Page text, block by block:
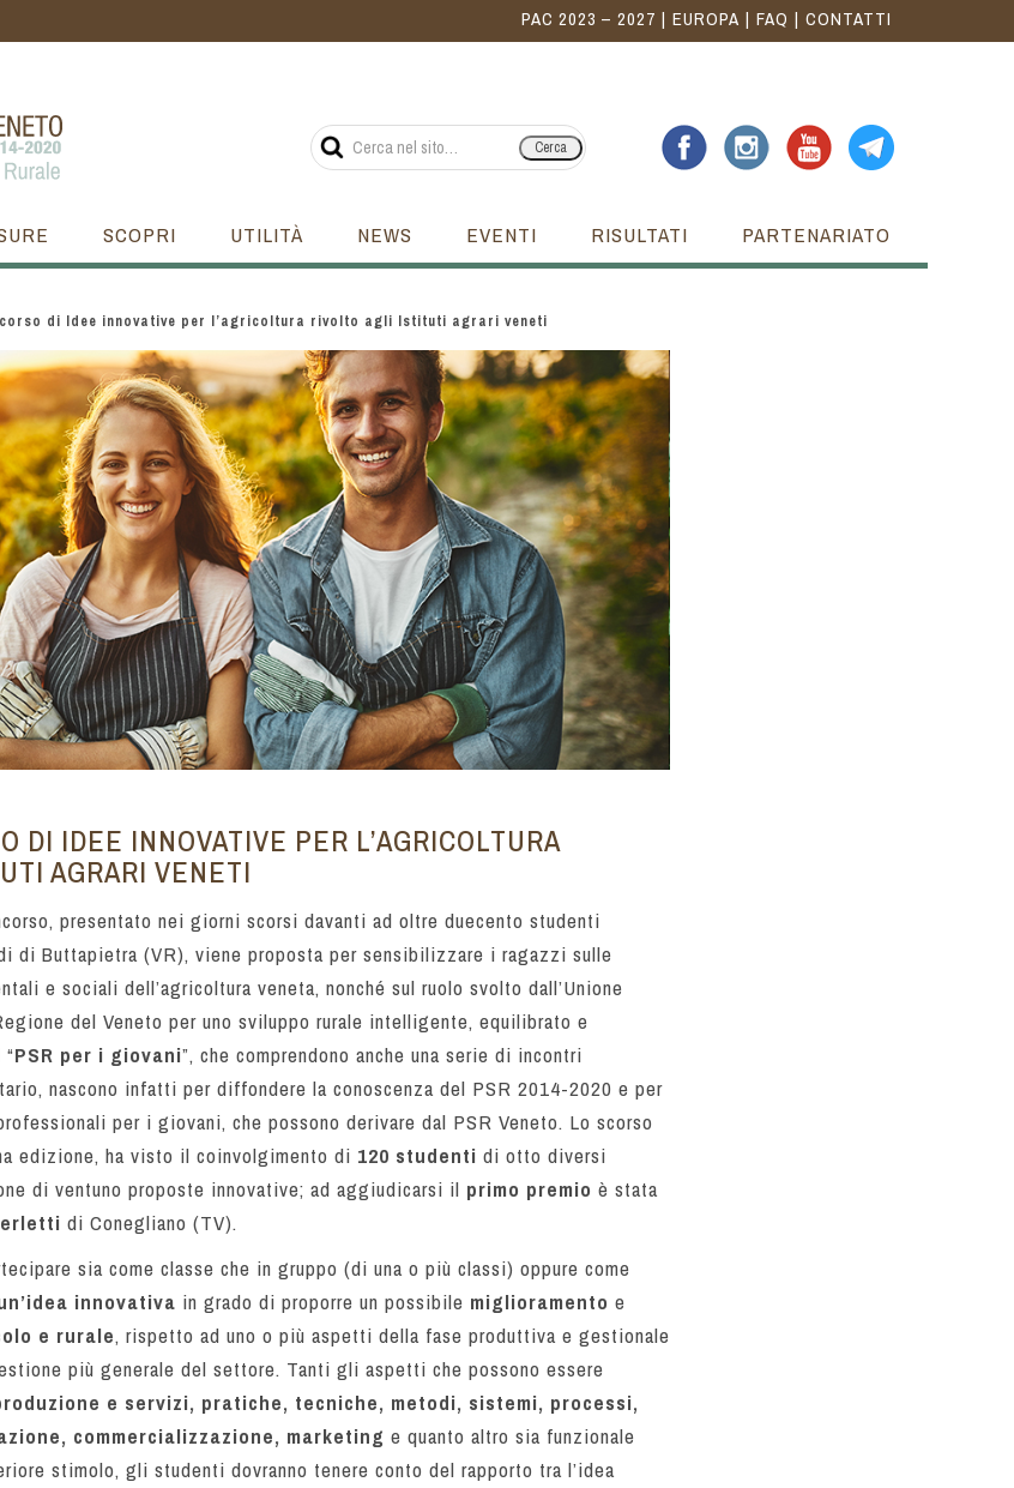
PAC 2023 – 2027 EUROPA FAQ CONTATTI
Cerca
SCOPRI UTILITÀ NEWS EVENTI RISULTATI PARTENARIATO
di Idee innovative per l’agricoltura rivolto agli Istituti agrari veneti
DI IDEE INNOVATIVE PER L’AGRICOLTURA
AGRARI VENETI
presentato nei giorni scorsi davanti ad oltre duecento studenti
di Buttapietra (VR), viene proposta per sensibilizzare i ragazzi sulle
e sociali dell’agricoltura veneta, nonché sul ruolo svolto dall’Unione
del Veneto per uno sviluppo rurale intelligente, equilibrato e
PSR per i giovani”, che comprendono anche una serie di incontri
nascono infatti per diffondere la conoscenza del PSR 2014-2020 e per
per i giovani, che possono derivare dal PSR Veneto. Lo scorso
edizione, ha visto il coinvolgimento di 120 studenti di otto diversi
di ventuno proposte innovative; ad aggiudicarsi il primo premio è stata
di Conegliano (TV).
sia come classe che in gruppo (di una o più classi) oppure come
innovativa in grado di proporre un possibile miglioramento e
e rurale, rispetto ad uno o più aspetti della fase produttiva e gestionale
più generale del settore. Tanti gli aspetti che possono essere
e servizi, pratiche, tecniche, metodi, sistemi, processi,
commercializzazione, marketing e quanto altro sia funzionale
stimolo, gli studenti dovranno tenere conto del rapporto tra l’idea